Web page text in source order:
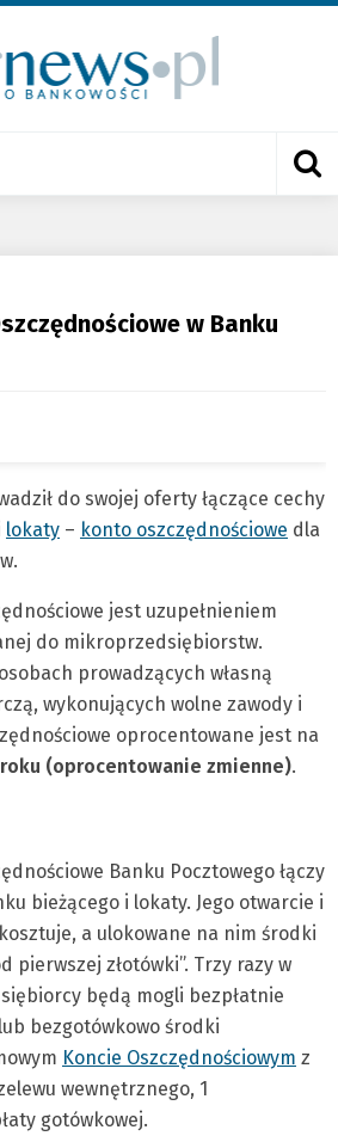
w Banku
do swojej oferty łączące cechy
lokaty – konto oszczędnościowe dla
jest uzupełnieniem
do mikroprzedsiębiorstw.
prowadzących własną
wykonujących wolne zawody i
oprocentowane jest na
(oprocentowanie zmienne).
Banku Pocztowego łączy
bieżącego i lokaty. Jego otwarcie i
a ulokowane na nim środki
pierwszej złotówki”. Trzy razy w
będą mogli bezpłatnie
bezgotówkowo środki
Koncie Oszczędnościowym z
wewnętrznego, 1
gotówkowej.